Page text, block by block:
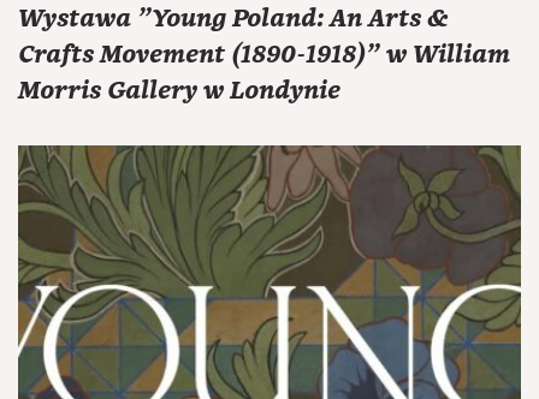
Wystawa "Young Poland: An Arts &
Crafts Movement (1890-1918)" w William
Morris Gallery w Londynie